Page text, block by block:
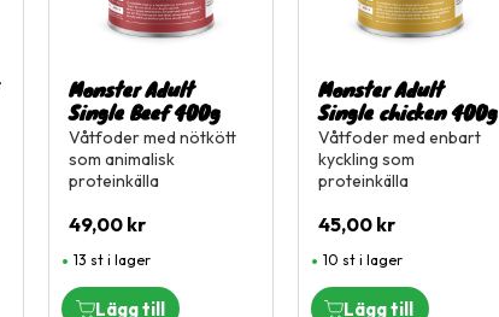
Monster Adult
Single Beef 400g
Våtfoder med nötkött
som animalisk
proteinkälla
49,00 kr
13 st i lager
Monster Adult
Single chicken 400g
Våtfoder med enbart
kyckling som
proteinkälla
45,00kr
10 st i lager